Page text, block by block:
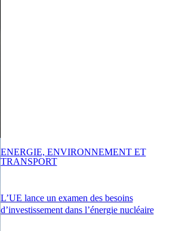
L’UE lance un examen des besoins
d’investissement dans l’énergie nucléaire
ENERGIE, ENVIRONNEMENT ET
TRANSPORT